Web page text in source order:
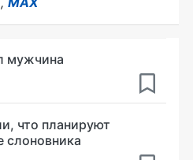
мужчина
что планируют
слоновника